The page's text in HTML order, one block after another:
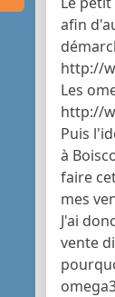
afin
http://
Les
http://
Puis
à
faire
mes
J'ai
vente